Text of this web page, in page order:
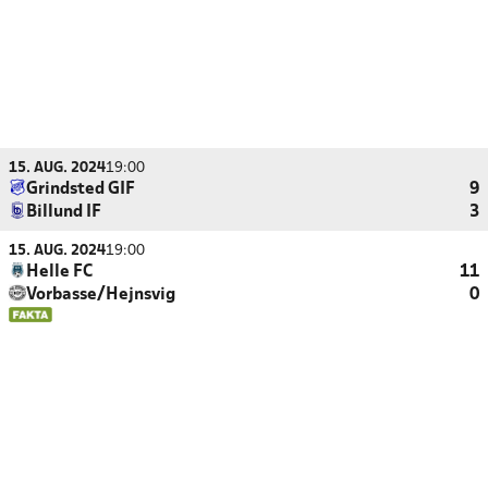
15. AUG. 202419:00
Grindsted GIF
9
Billund IF
3
15. AUG. 202419:00
Helle FC
11
Vorbasse/Hejnsvig
0